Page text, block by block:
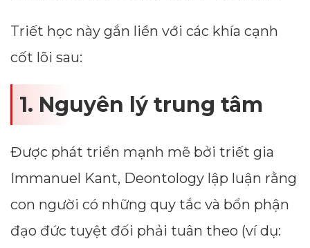
Triết học này gắn liền với các khía cạnh
cốt lõi sau:
1. Nguyên lý trung tâm
Được phát triển mạnh mẽ bởi triết gia
Immanuel Kant, Deontology lập luận rằng
con người có những quy tắc và bổn phận
đạo đức tuyệt đối phải tuân theo (ví dụ: